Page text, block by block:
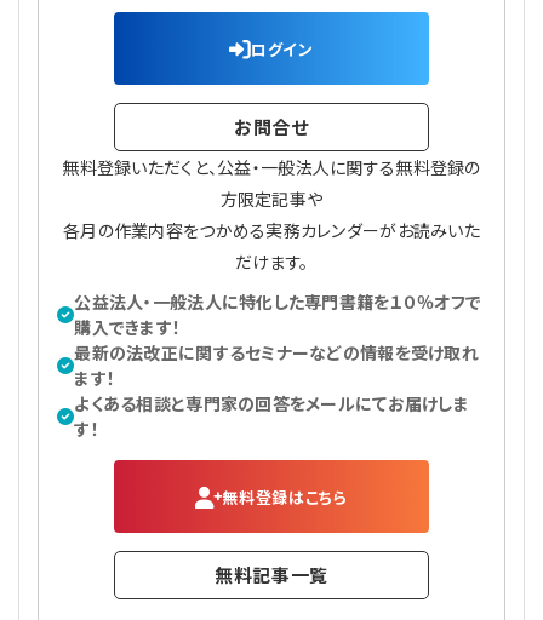
【連載】オピニオンリーダーのnote
【連載】公益法人運営実務の処方箋
【連載】公益法人会計検定試験一問一答
【連載】公益法人のための「新公益信託」活用戦略
【連載】事例に学ぶ立入検査で想定される指摘事項
【連載】シェアコモン200インタビュー
【連載】シェアコモン200 誌上相談室
【連載】実務と税務のポイント
【連載】事務局だよりPLUS
【連載】テーマで紐解く逆引きガイドライン
【連載】悩みと向き合う経営学
【連載】非営利法人AtoZei
【連載】労務管理の歩き方
ログイン
お問合せ
無料登録いただくと、公益・一般法人に関する無料登録の
方限定記事や
各月の作業内容をつかめる実務カレンダーがお読みいた
だけます。
公益法人・一般法人に特化した専門書籍を１０％オフで
購入できます！
最新の法改正に関するセミナーなどの情報を受け取れ
ます！
よくある相談と専門家の回答をメールにてお届けしま
す！
無料登録はこちら
無料記事一覧